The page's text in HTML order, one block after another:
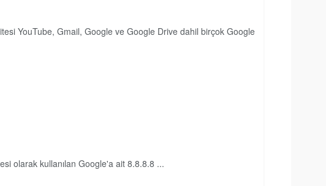
YouTube, Gmail, Google ve Google Drive dahil birçok Google
olarak kullanılan Google'a ait 8.8.8.8 ...